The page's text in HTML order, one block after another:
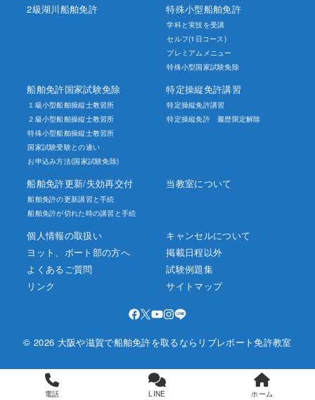
2級湖川船舶免許 特殊小型船舶免許
学科と実技を受講
セルフ(1日コース)
プレミアムメニュー
特殊小型国家試験免除
船舶免許国家試験免除
１級小型船舶操縦士教習所
２級小型船舶操縦士教習所
特殊小型船舶操縦士教習所
国家試験受験との違い
お申込み方法(国家試験免除)
特定操縦免許講習
特定操縦免許講習
特定操縦免許 履歴限定解除
船舶免許更新/失効再交付
船舶免許の更新講習と手続
船舶免許が切れた時の講習と手続
当教室について
個人情報の取扱い
キャンセルについて
ヨット、ボート部の方へ
掲載日程以外
よくあるご質問
試験例題集
リンク
サイトマップ
© 2026 大阪や滋賀で船舶免許を取るならリブレボート免許教室
電話 LINE ホーム